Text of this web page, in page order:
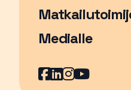
Medialle
Facebook
Sivu avautuu
LinkedIn
Sivu
Instagram
Sivu
YouTube
Sivu